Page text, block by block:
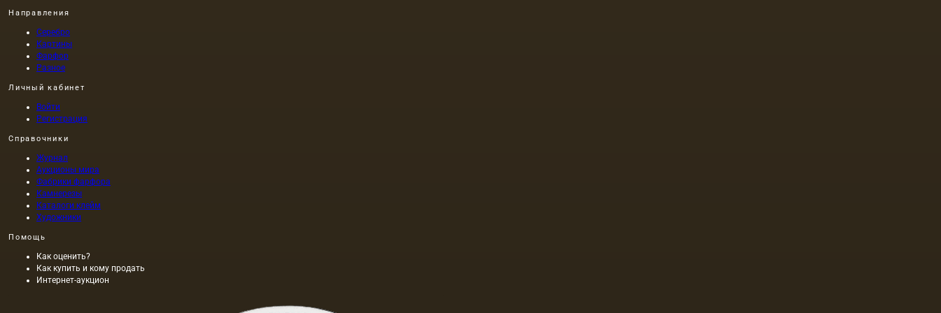
Направления
Серебро
Картины
Фарфор
Разное
Личный кабинет
Войти
Регистрация
Справочники
Журнал
Аукционы мира
Фабрики фарфора
Камнерезы
Каталоги клейм
Художники
Помощь
Как оценить?
Как купить и кому продать
Интернет-аукцион